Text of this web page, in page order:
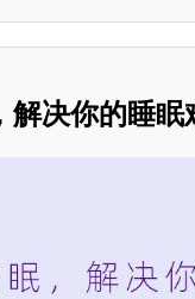
解决你的睡眠